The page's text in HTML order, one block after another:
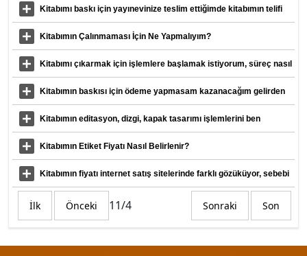
gözükmüyo
tanıtım için gönderir misiniz?
Kitabımı baskı için yayınevinize teslim ettiğimde kitabımın telifi
size mi geçmiş oluyor?
Kitabımın Çalınmaması İçin Ne Yapmalıyım?
Kitabımı çıkarmak için işlemlere başlamak istiyorum, süreç nasıl
ilerleyecek?
Kitabımın baskısı için ödeme yapmasam kazanacağım gelirden
daha sonra siz alsanız anlaşma sağlayabilir miyiz?
Kitabımın editasyon, dizgi, kapak tasarımı işlemlerini ben
sağladım. Sadece baskı yapılıp bana teslim edilmesini istiyorum.
Bu mümkün mü?
Kitabımın Etiket Fiyatı Nasıl Belirlenir?
Kitabımın fiyatı internet satış sitelerinde farklı gözüküyor, sebebi
İlk Önceki 11/4 Sonraki Son